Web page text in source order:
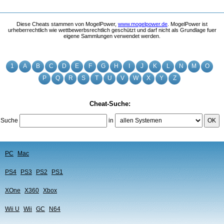
1 A B C D E F G H J K L N M
O
P
Q R S T U V W X Y Z
Cheat-Suche:
Suche in OK
PC Mac
PS4 PS3 PS2 PS1
XOne X360 Xbox
Wii U Wii GC N64
Diese Cheats stammen von MogelPower, www.mogelpower.de . MogelPower ist
urheberrechtlich wie wettbewerbsrechtlich geschützt und darf nicht als Grundlage fuer
eigene Sammlungen verwendet werden.